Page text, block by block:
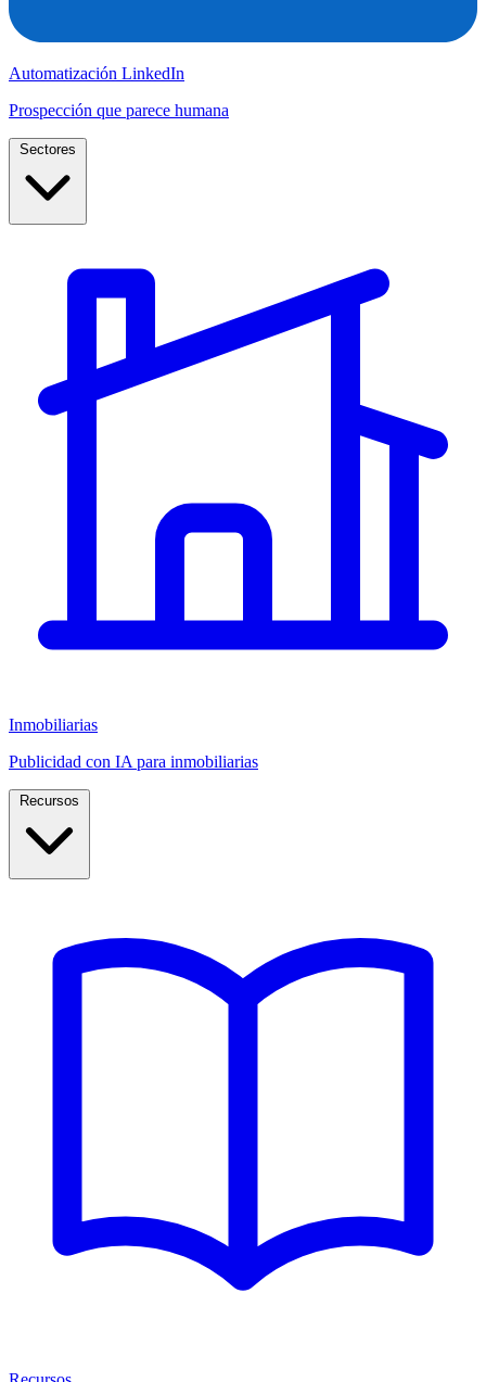
Automatización LinkedIn
Prospección que parece humana
Inmobiliarias
Publicidad con IA para inmobiliarias